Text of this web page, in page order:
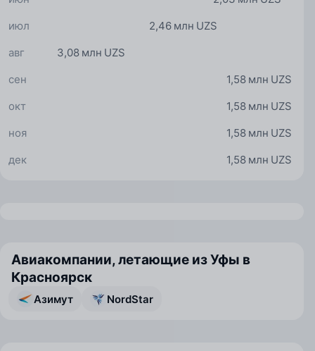
2,46 млн UZS
июл
3,08 млн UZS
авг
1,58 млн UZS
сен
1,58 млн UZS
окт
1,58 млн UZS
ноя
1,58 млн UZS
дек
Авиакомпании, летающие из Уфы в
Красноярск
Азимут NordStar